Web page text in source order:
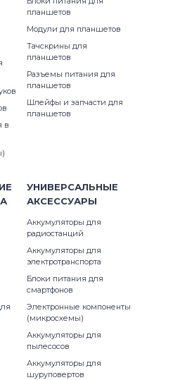
Gateway
FCN
MSI
Hasee
Dell
IBM
Viewsonic
Apple
LG
в
планшетов
Модули для планшетов
Тачскрины для
планшетов
Разъемы питания для
планшетов
Шлейфы и запчасти для
планшетов
УНИВЕРСАЛЬНЫЕ
АКСЕССУАРЫ
Аккумуляторы для
радиостанций
Аккумуляторы для
электротранспорта
Блоки питания для
смартфонов
Электронные компоненты
(микросхемы)
Аккумуляторы для
пылесосов
Аккумуляторы для
шуруповертов